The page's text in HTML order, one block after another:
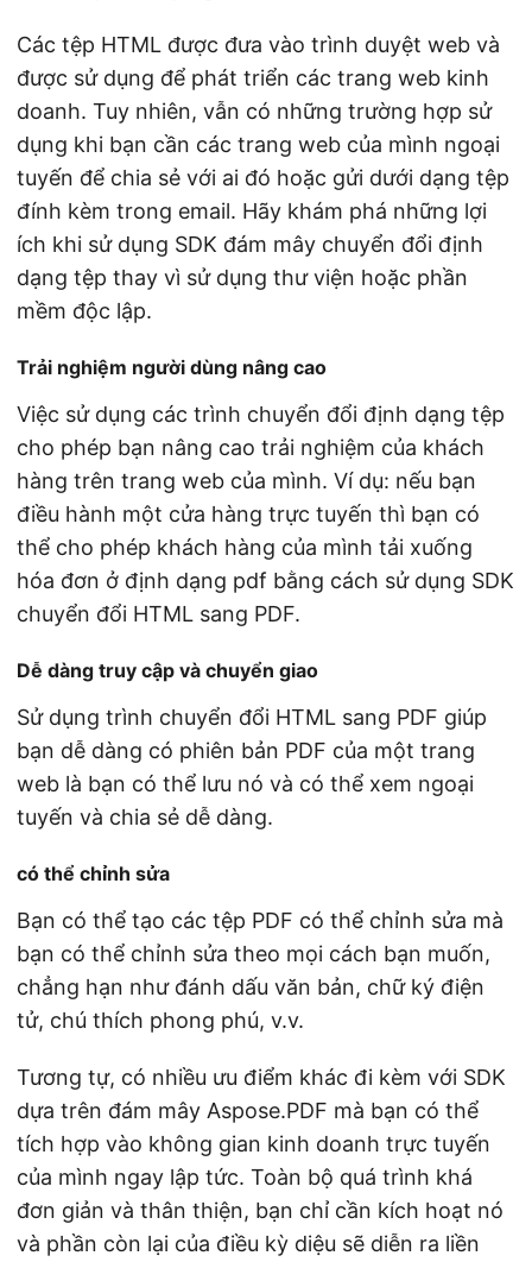
Các tệp HTML được đưa vào trình duyệt web và
được sử dụng để phát triển các trang web kinh
doanh. Tuy nhiên, vẫn có những trường hợp sử
dụng khi bạn cần các trang web của mình ngoại
tuyến để chia sẻ với ai đó hoặc gửi dưới dạng tệp
đính kèm trong email. Hãy khám phá những lợi
ích khi sử dụng SDK đám mây chuyển đổi định
dạng tệp thay vì sử dụng thư viện hoặc phần
mềm độc lập.
Trải nghiệm người dùng nâng cao
Việc sử dụng các trình chuyển đổi định dạng tệp
cho phép bạn nâng cao trải nghiệm của khách
hàng trên trang web của mình. Ví dụ: nếu bạn
điều hành một cửa hàng trực tuyến thì bạn có
thể cho phép khách hàng của mình tải xuống
hóa đơn ở định dạng pdf bằng cách sử dụng SDK
chuyển đổi HTML sang PDF.
Dễ dàng truy cập và chuyển giao
Sử dụng trình chuyển đổi HTML sang PDF giúp
bạn dễ dàng có phiên bản PDF của một trang
web là bạn có thể lưu nó và có thể xem ngoại
tuyến và chia sẻ dễ dàng.
có thể chỉnh sửa
Bạn có thể tạo các tệp PDF có thể chỉnh sửa mà
bạn có thể chỉnh sửa theo mọi cách bạn muốn,
chẳng hạn như đánh dấu văn bản, chữ ký điện
tử, chú thích phong phú, v.v.
Tương tự, có nhiều ưu điểm khác đi kèm với SDK
dựa trên đám mây Aspose.PDF mà bạn có thể
tích hợp vào không gian kinh doanh trực tuyến
của mình ngay lập tức. Toàn bộ quá trình khá
đơn giản và thân thiện, bạn chỉ cần kích hoạt nó
và phần còn lại của điều kỳ diệu sẽ diễn ra liền